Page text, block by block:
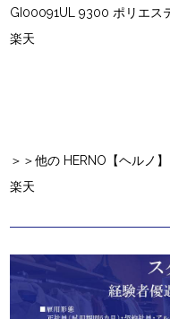
GI00091UL 9300 ポリエス
楽天
＞＞他の HERNO【ヘルノ
楽天